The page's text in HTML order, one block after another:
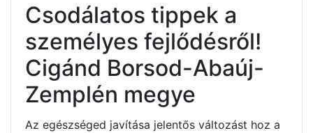
Csodálatos tippek a
személyes fejlődésről!
Cigánd Borsod-Abaúj-
Zemplén megye
Az egészséged javítása jelentős változást hoz a